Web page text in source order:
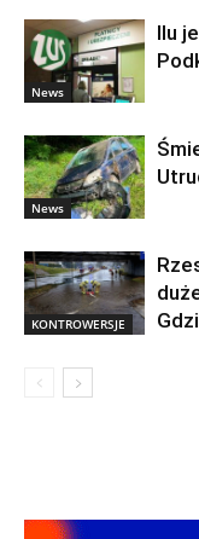
News
Ilu
News
KONTROWERSJE